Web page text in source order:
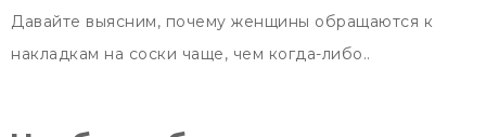
Давайте выясним, почему женщины обращаются к
накладкам на соски чаще, чем когда-либо..